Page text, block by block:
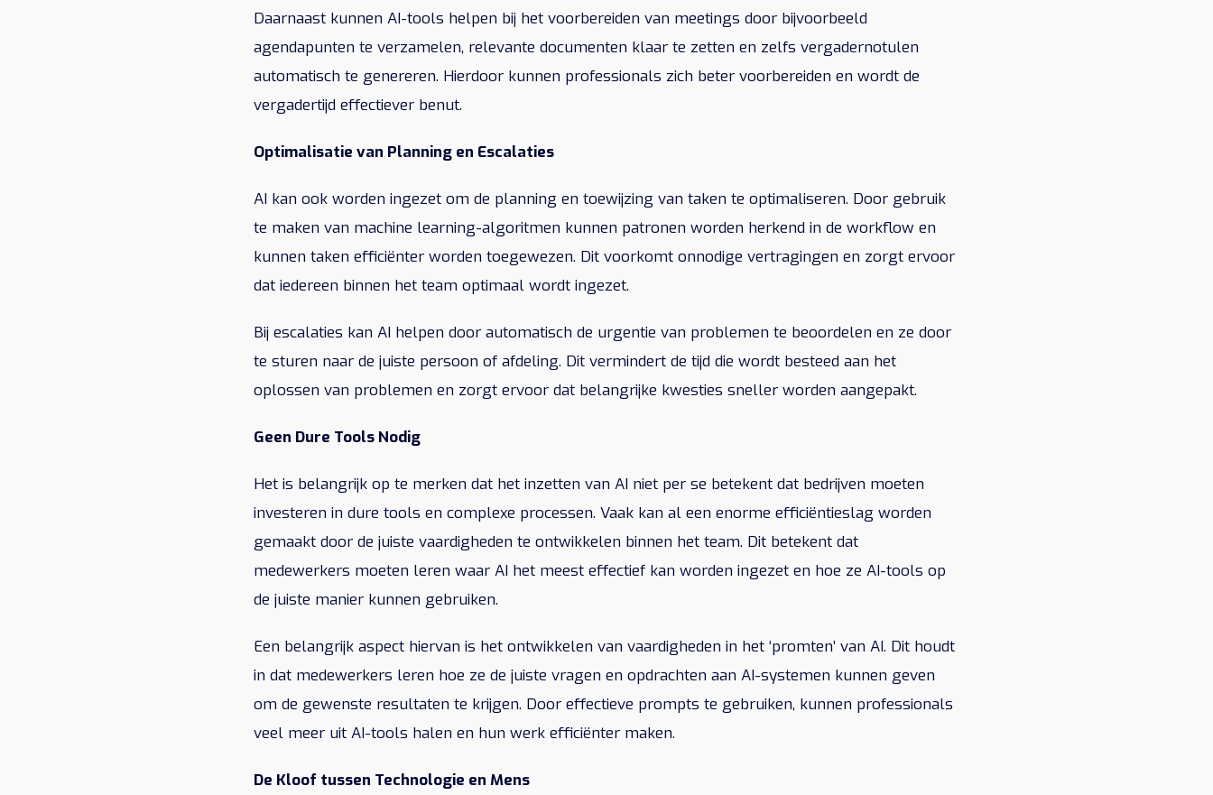
Daarnaast kunnen AI-tools helpen bij het voorbereiden van meetings door bijvoorbeeld
agendapunten te verzamelen, relevante documenten klaar te zetten en zelfs vergadernotulen
automatisch te genereren. Hierdoor kunnen professionals zich beter voorbereiden en wordt de
vergadertijd effectiever benut.
Optimalisatie van Planning en Escalaties
AI kan ook worden ingezet om de planning en toewijzing van taken te optimaliseren. Door gebruik
te maken van machine learning-algoritmen kunnen patronen worden herkend in de workflow en
kunnen taken efficiënter worden toegewezen. Dit voorkomt onnodige vertragingen en zorgt ervoor
dat iedereen binnen het team optimaal wordt ingezet.
Bij escalaties kan AI helpen door automatisch de urgentie van problemen te beoordelen en ze door
te sturen naar de juiste persoon of afdeling. Dit vermindert de tijd die wordt besteed aan het
oplossen van problemen en zorgt ervoor dat belangrijke kwesties sneller worden aangepakt.
Geen Dure Tools Nodig
Het is belangrijk op te merken dat het inzetten van AI niet per se betekent dat bedrijven moeten
investeren in dure tools en complexe processen. Vaak kan al een enorme efficiëntieslag worden
gemaakt door de juiste vaardigheden te ontwikkelen binnen het team. Dit betekent dat
medewerkers moeten leren waar AI het meest effectief kan worden ingezet en hoe ze AI-tools op
de juiste manier kunnen gebruiken.
Een belangrijk aspect hiervan is het ontwikkelen van vaardigheden in het ‘promten’ van AI. Dit houdt
in dat medewerkers leren hoe ze de juiste vragen en opdrachten aan AI-systemen kunnen geven
om de gewenste resultaten te krijgen. Door effectieve prompts te gebruiken, kunnen professionals
veel meer uit AI-tools halen en hun werk efficiënter maken.
De Kloof tussen Technologie en Mens